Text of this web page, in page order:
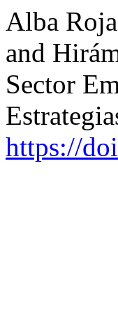
Alba
and
Sector
https://